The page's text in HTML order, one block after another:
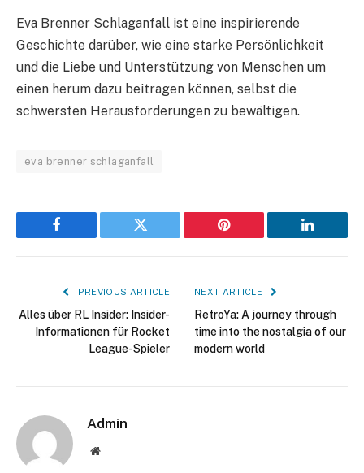
Eva Brenner Schlaganfall ist eine inspirierende
Geschichte darüber, wie eine starke Persönlichkeit
und die Liebe und Unterstützung von Menschen um
einen herum dazu beitragen können, selbst die
schwersten Herausforderungen zu bewältigen.
eva brenner schlaganfall
Facebook Twitter Pinterest LinkedIn
PREVIOUS ARTICLE
Alles über RL Insider: Insider-
Informationen für Rocket
League-Spieler
NEXT ARTICLE
RetroYa: A journey through
time into the nostalgia of our
modern world
Admin
Website